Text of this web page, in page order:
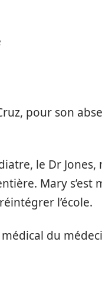
pour son
le Dr
Mary
l’école.
du